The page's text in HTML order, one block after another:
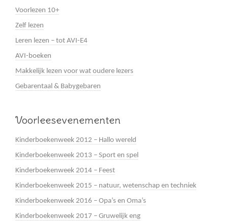
Voorlezen 10+
Zelf lezen
Leren lezen – tot AVI-E4
AVI-boeken
Makkelijk lezen voor wat oudere lezers
Gebarentaal & Babygebaren
Voorleesevenementen
Kinderboekenweek 2012 – Hallo wereld
Kinderboekenweek 2013 – Sport en spel
Kinderboekenweek 2014 – Feest
Kinderboekenweek 2015 – natuur, wetenschap en techniek
Kinderboekenweek 2016 – Opa’s en Oma’s
Kinderboekenweek 2017 – Gruwelijk eng